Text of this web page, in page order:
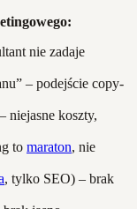
nie zadaje
– podejście copy-
niejasne koszty,
to maraton, nie
, tylko SEO) – brak